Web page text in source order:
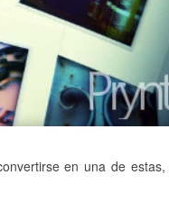
en una de